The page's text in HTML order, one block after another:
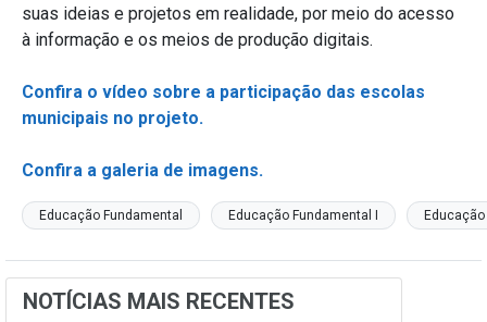
suas ideias e projetos em realidade, por meio do acesso
à informação e os meios de produção digitais.
Confira o vídeo sobre a participação das escolas
municipais no projeto.
Confira a galeria de imagens.
Educação Fundamental Educação Fundamental I
NOTÍCIAS MAIS RECENTES